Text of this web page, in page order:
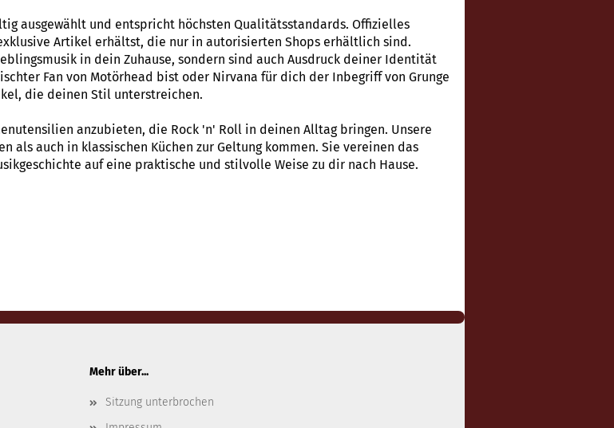
ausgewählt und entspricht höchsten Qualitätsstandards. Offizielles
Artikel erhältst, die nur in autorisierten Shops erhältlich sind.
in dein Zuhause, sondern sind auch Ausdruck deiner Identität
Fan von Motörhead bist oder Nirvana für dich der Inbegriff von Grunge
die deinen Stil unterstreichen.
anzubieten, die Rock 'n' Roll in deinen Alltag bringen. Unsere
als auch in klassischen Küchen zur Geltung kommen. Sie vereinen das
auf eine praktische und stilvolle Weise zu dir nach Hause.
Mehr über...
Sitzung unterbrochen